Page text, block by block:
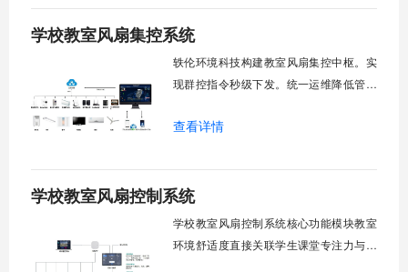
学校教室风扇集控系统
轶伦环境科技构建教室风扇集控中枢。实
现群控指令秒级下发。统一运维降低管理
巡检盲区。保障教学环境温湿度适宜。数
块清单：远程集中控制。智能定时调度。
环境自适应调节。能耗监测统计。故障预
查看详情
学校教室风扇控制系统
学校教室风扇控制系统核心功能模块教室
环境舒适度直接关联学生课堂专注力与学